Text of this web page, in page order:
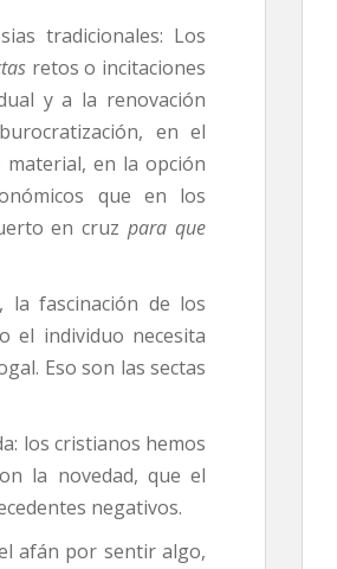
tradicionales: Los
retos o incitaciones
y a la renovación
en el
en la opción
que en los
en cruzpara que
la fascinación de los
el individuo necesita
Eso son las sectas
los cristianos hemos
la novedad, que el
negativos.
afán por sentir algo,